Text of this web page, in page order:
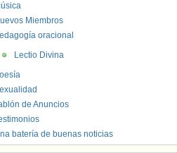
Miembros
oracional
Lectio Divina
de Anuncios
batería de buenas noticias